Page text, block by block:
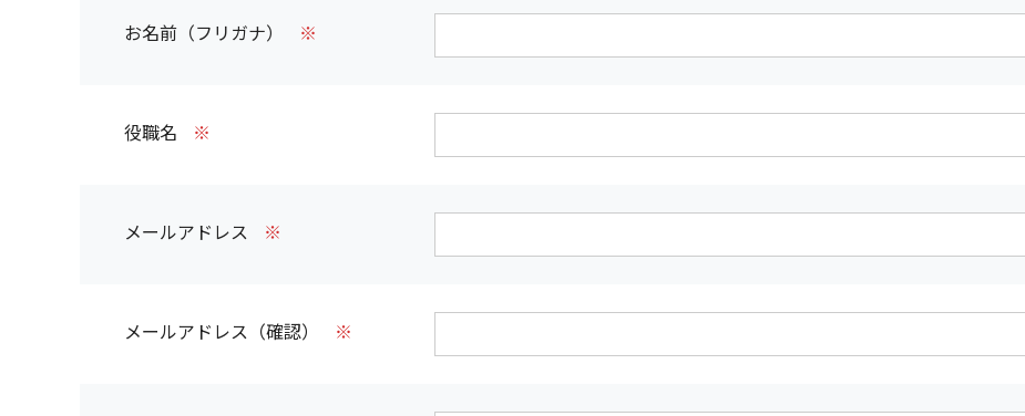
お名前（フリガナ） ※
役職名 ※
メールアドレス ※
メールアドレス（確認） ※